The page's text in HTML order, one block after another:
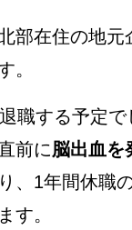
部在住の地元
。
職する予定
前に脳出血を
、1年間休職
す。